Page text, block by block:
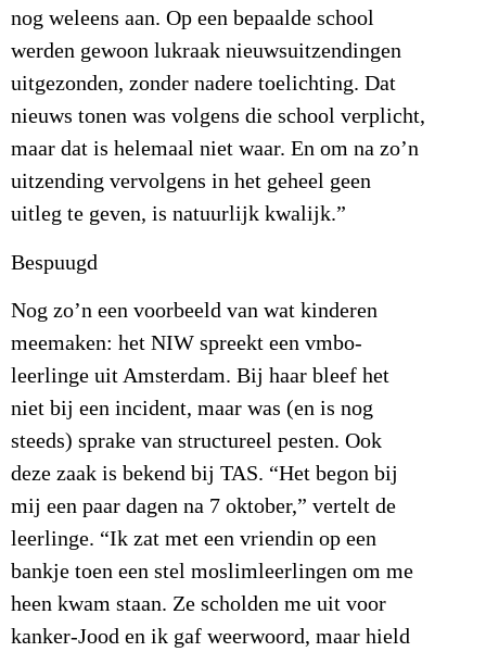
nog weleens aan. Op een bepaalde school
werden gewoon lukraak nieuwsuitzendingen
uitgezonden, zonder nadere toelichting. Dat
nieuws tonen was volgens die school verplicht,
maar dat is helemaal niet waar. En om na zo’n
uitzending vervolgens in het geheel geen
uitleg te geven, is natuurlijk kwalijk.”
Bespuugd
Nog zo’n een voorbeeld van wat kinderen
meemaken: het NIW spreekt een vmbo-
leerlinge uit Amsterdam. Bij haar bleef het
niet bij een incident, maar was (en is nog
steeds) sprake van structureel pesten. Ook
deze zaak is bekend bij TAS. “Het begon bij
mij een paar dagen na 7 oktober,” vertelt de
leerlinge. “Ik zat met een vriendin op een
bankje toen een stel moslimleerlingen om me
heen kwam staan. Ze scholden me uit voor
kanker-Jood en ik gaf weerwoord, maar hield